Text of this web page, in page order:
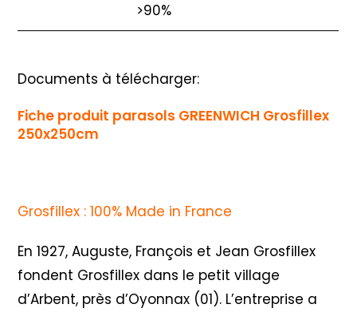
>90%
Documents à télécharger:
Fiche produit parasols GREENWICH Grosfillex
250x250cm
Grosfillex : 100% Made in France
En 1927, Auguste, François et Jean Grosfillex
fondent Grosfillex dans le petit village
d’Arbent, près d’Oyonnax (01). L’entreprise a